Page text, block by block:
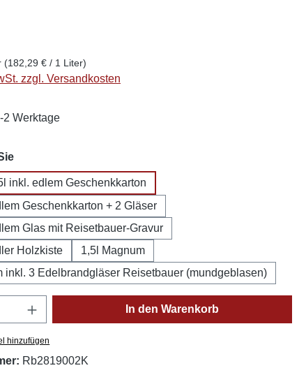
(182,29 € / 1 Liter)
zzgl. Versandkosten
2 Werktage
auswählen
inkl. edlem Geschenkkarton
Geschenkkarton + 2 Gläser
Glas mit Reisetbauer-Gravur
Holzkiste
1,5l Magnum
inkl. 3 Edelbrandgläser Reisetbauer (mundgeblasen)
Gib den gewünschten Wert ein
In den Warenkorb
hinzufügen
Rb2819002K